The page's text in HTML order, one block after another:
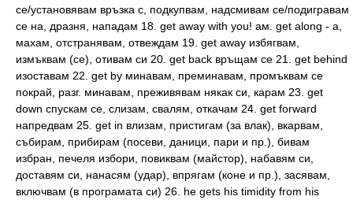
се/установявам връзка с, подкупвам, надсмивам се/подигравам
се на, дразня, нападам 18. get away with you! ам. get along - a,
махам, отстранявам, отвеждам 19. get away избягвам,
измъквам (се), отивам си 20. get back връщам се 21. get behind
изоставам 22. get by минавам, преминавам, промъквам се
покрай, разг. минавам, преживявам някак си, карам 23. get
down спускам се, слизам, свалям, откачам 24. get forward
напредвам 25. get in влизам, пристигам (за влак), вкарвам,
събирам, прибирам (посеви, даници, пари и пр.), бивам
избран, печеля избори, повиквам (майстор), набавям си,
доставям си, нанасям (удар), впрягам (коне и пр.), засявам,
включвам (в програмата си) 26. he gets his timidity from his